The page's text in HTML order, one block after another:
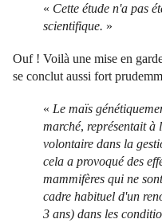
« Cette étude n'a pas
scientifique. »
Ouf ! Voilà une mise en
se conclut aussi fort
« Le maïs
marché, représentait à
volontaire dans la
cela a provoqué des
mammifères qui ne
cadre habituel d'un
3 ans) dans les